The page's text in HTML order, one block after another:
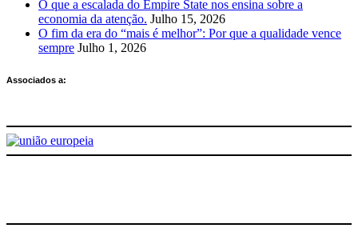
O que a escalada do Empire State nos ensina sobre a
economia da atenção. Julho 15, 2026
O fim da era do “mais é melhor”: Por que a qualidade vence
sempre Julho 1, 2026
Associados a: